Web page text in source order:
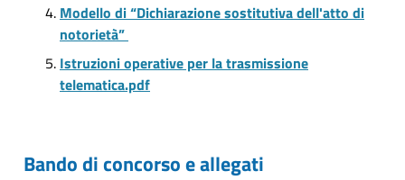
Modello di “Dichiarazione sostitutiva dell'atto di
notorietà”
Istruzioni operative per la trasmissione
telematica.pdf
Bando di concorso e allegati